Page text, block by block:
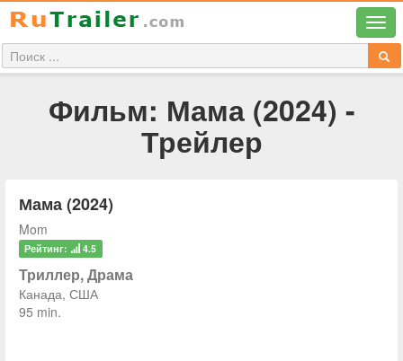
Фильм: Мама (2024) -
Трейлер
Мама (2024)
Mom
Рейтинг: 4.5
Триллер, Драма
Канада, США
95 min.